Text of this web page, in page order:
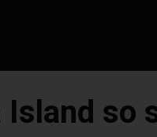
Island